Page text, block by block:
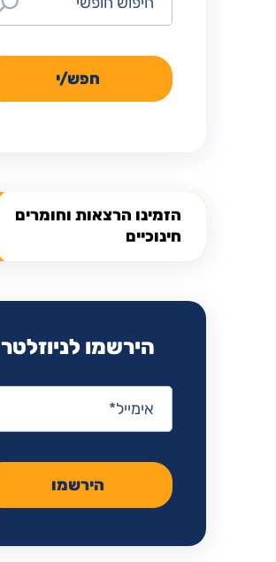
חפש/י
הזמינו הרצאות וחומרים
חינוכיים
הירשמו לניוזלטר
אימייל
הירשמו